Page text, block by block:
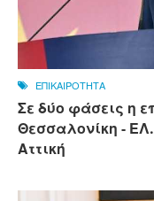
ΕΠΙΚΑΙΡΟΤΗΤΑ
Σε δύο φάσεις η
Θεσσαλονίκη -
Αττική